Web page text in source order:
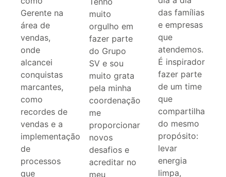
Gerente na
área de
vendas,
onde
alcancei
conquistas
marcantes,
como
recordes de
vendas e a
implementação
de
processos
que
muito
orgulho em
fazer parte
do Grupo
SV e sou
muito grata
pela minha
coordenação
me
proporcionar
novos
desafios e
acreditar no
meu
das famílias
e empresas
que
atendemos.
É inspirador
fazer parte
de um time
que
compartilha
do mesmo
propósito:
levar
energia
limpa,